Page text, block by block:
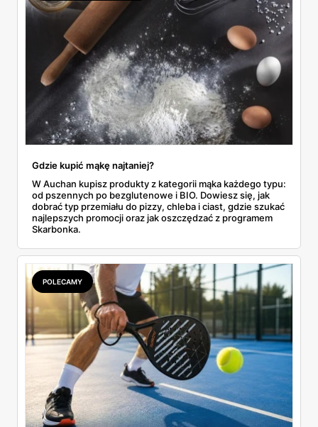
Gdzie kupić mąkę najtaniej?
W Auchan kupisz produkty z kategorii mąka każdego typu:
od pszennych po bezglutenowe i BIO. Dowiesz się, jak
dobrać typ przemiału do pizzy, chleba i ciast, gdzie szukać
najlepszych promocji oraz jak oszczędzać z programem
Skarbonka.
POLECAMY